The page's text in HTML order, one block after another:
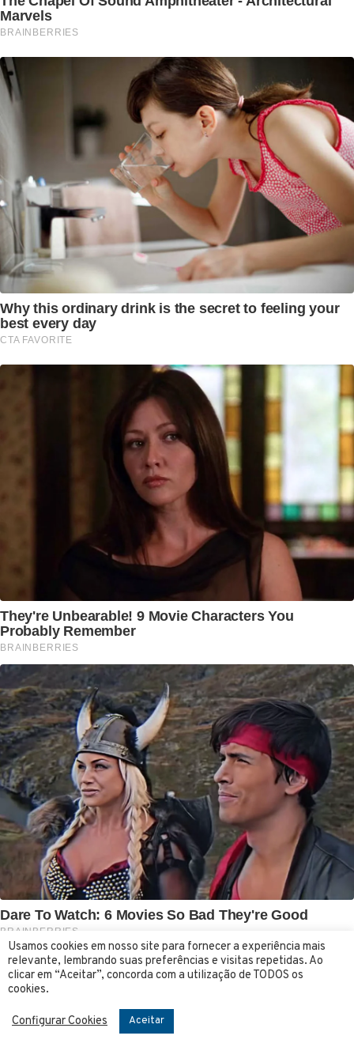
Usamos cookies em nosso site para fornecer a experiência mais
relevante, lembrando suas preferências e visitas repetidas. Ao
clicar em “Aceitar”, concorda com a utilização de TODOS os
cookies.
Configurar Cookies Aceitar